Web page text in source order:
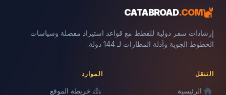
CATABROAD.COM
إرشادات سفر دولية للقطط مع قواعد استيراد مفصلة وسياسات
الخطوط الجوية وأدلة المطارات لـ 144 دولة.
التنقل
الرئيسية
الموارد
خريطة الموقع